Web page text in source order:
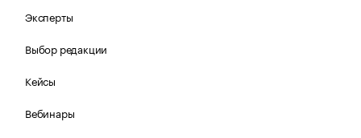
Эксперты
Выбор редакции
Кейсы
Вебинары